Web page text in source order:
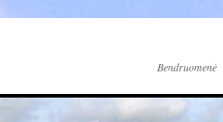
Bendruomenė